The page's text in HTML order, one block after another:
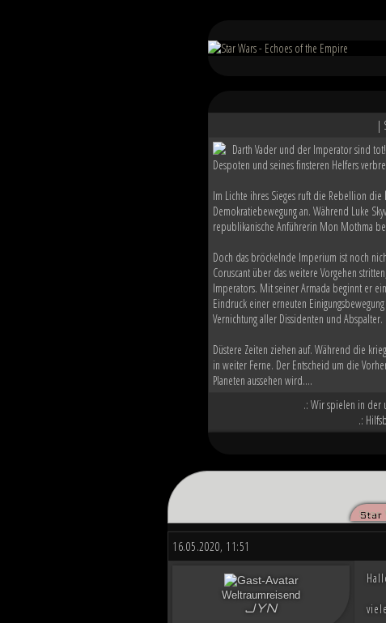
|
Darth Vader und der Imperator sind
Despoten und seines finsteren Helfers
Im Lichte ihres Sieges ruft die Rebellion die
Demokratiebewegung an. Während Luke
republikanische Anführerin Mon Mothma
Doch das bröckelnde Imperium ist noch
Coruscant über das weitere Vorgehen
Imperators. Mit seiner Armada beginnt er
Eindruck einer erneuten
Vernichtung aller Dissidenten und Abspalter.
Düstere Zeiten ziehen auf. Während die
in weiter Ferne. Der Entscheid um die
Planeten aussehen wird....
.: Wir spielen in der
.:
Star
16.05.2020, 11:51
Weltraumreisend
JYN